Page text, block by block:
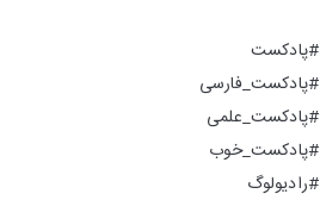
#پادکست
#پادکست_فارسی
#پادکست_علمی
#پادکست_خوب
#رادیولوگ